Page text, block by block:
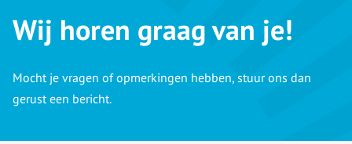
Wij horen graag van je!
Mocht je vragen of opmerkingen hebben, stuur ons dan
gerust een bericht.